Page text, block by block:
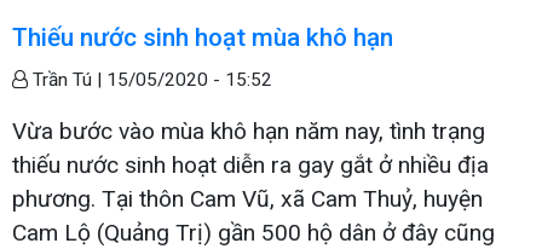
Thiếu nước sinh hoạt mùa khô hạn
Trần Tú | 15/05/2020 - 15:52
Vừa bước vào mùa khô hạn năm nay, tình trạng
thiếu nước sinh hoạt diễn ra gay gắt ở nhiều địa
phương. Tại thôn Cam Vũ, xã Cam Thuỷ, huyện
Cam Lộ (Quảng Trị) gần 500 hộ dân ở đây cũng